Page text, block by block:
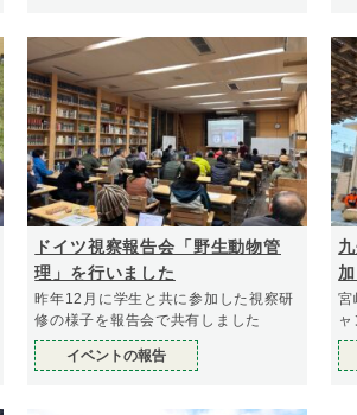
ドイツ視察報告会「野生動物管
理」を行いました
昨年12月に学生と共に参加した視察研
修の様子を報告会で共有しました
イベントの報告
宮